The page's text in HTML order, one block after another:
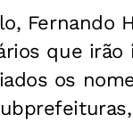
Fernando
que
os